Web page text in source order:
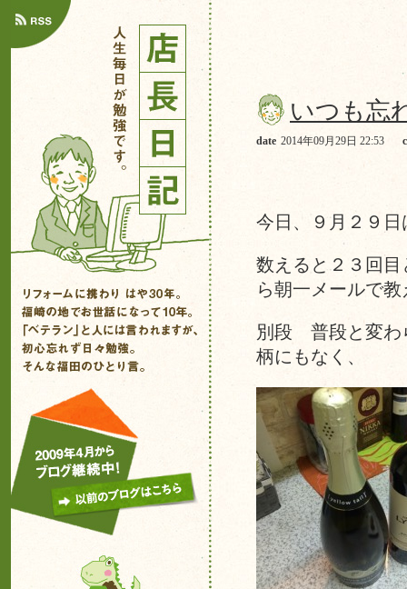
いつも忘
date 2014年09月29日 22:53
今日、９月２９
数えると２３回
ら朝一メールで
別段 普段と変わ
柄にもなく、